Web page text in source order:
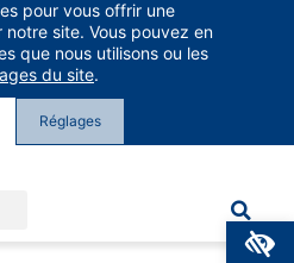
Groupe Vivalto Santé
Entre nous, la vie
pour vous offrir une
notre site. Vous pouvez en
que nous utilisons ou les
du site.
Réglages